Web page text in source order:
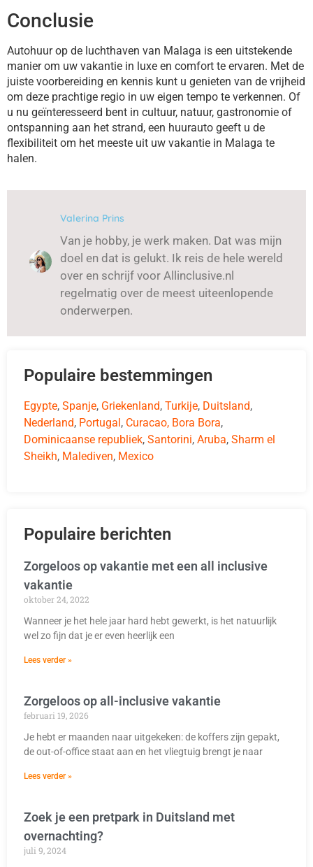
Conclusie
Autohuur op de luchthaven van Malaga is een uitstekende
manier om uw vakantie in luxe en comfort te ervaren. Met de
juiste voorbereiding en kennis kunt u genieten van de vrijheid
om deze prachtige regio in uw eigen tempo te verkennen. Of
u nu geïnteresseerd bent in cultuur, natuur, gastronomie of
ontspanning aan het strand, een huurauto geeft u de
flexibiliteit om het meeste uit uw vakantie in Malaga te
halen.
Valerina Prins
Van je hobby, je werk maken. Dat was mijn
doel en dat is gelukt. Ik reis de hele wereld
over en schrijf voor Allinclusive.nl
regelmatig over de meest uiteenlopende
onderwerpen.
Populaire bestemmingen
Egypte, Spanje, Griekenland, Turkije, Duitsland,
Nederland, Portugal , Curacao, Bora Bora,
Dominicaanse republiek, Santorini, Aruba, Sharm el
Sheikh, Malediven, Mexico
Populaire berichten
Zorgeloos op vakantie met een all inclusive
vakantie
oktober 24, 2022
Wanneer je het hele jaar hard hebt gewerkt, is het natuurlijk
wel zo fijn dat je er even heerlijk een
Lees verder »
Zorgeloos op all-inclusive vakantie
februari 19, 2026
Je hebt er maanden naar uitgekeken: de koffers zijn gepakt,
de out-of-office staat aan en het vliegtuig brengt je naar
Lees verder »
Zoek je een pretpark in Duitsland met
overnachting?
juli 9, 2024